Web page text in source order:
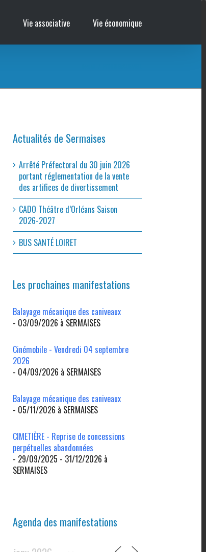
Vie associative Vie économique
Actualités de Sermaises
Arrêté Préfectoral du 30 juin 2026
portant réglementation de la vente
des artifices de divertissement
CADO Théâtre d’Orléans Saison
2026-2027
BUS SANTÉ LOIRET
Les prochaines manifestations
Balayage mécanique des caniveaux
- 03/09/2026 à SERMAISES
Cinémobile - Vendredi 04 septembre
2026
- 04/09/2026 à SERMAISES
Balayage mécanique des caniveaux
- 05/11/2026 à SERMAISES
CIMETIÈRE - Reprise de concessions
perpétuelles abandonnées
- 29/09/2025 - 31/12/2026 à
SERMAISES
Agenda des manifestations